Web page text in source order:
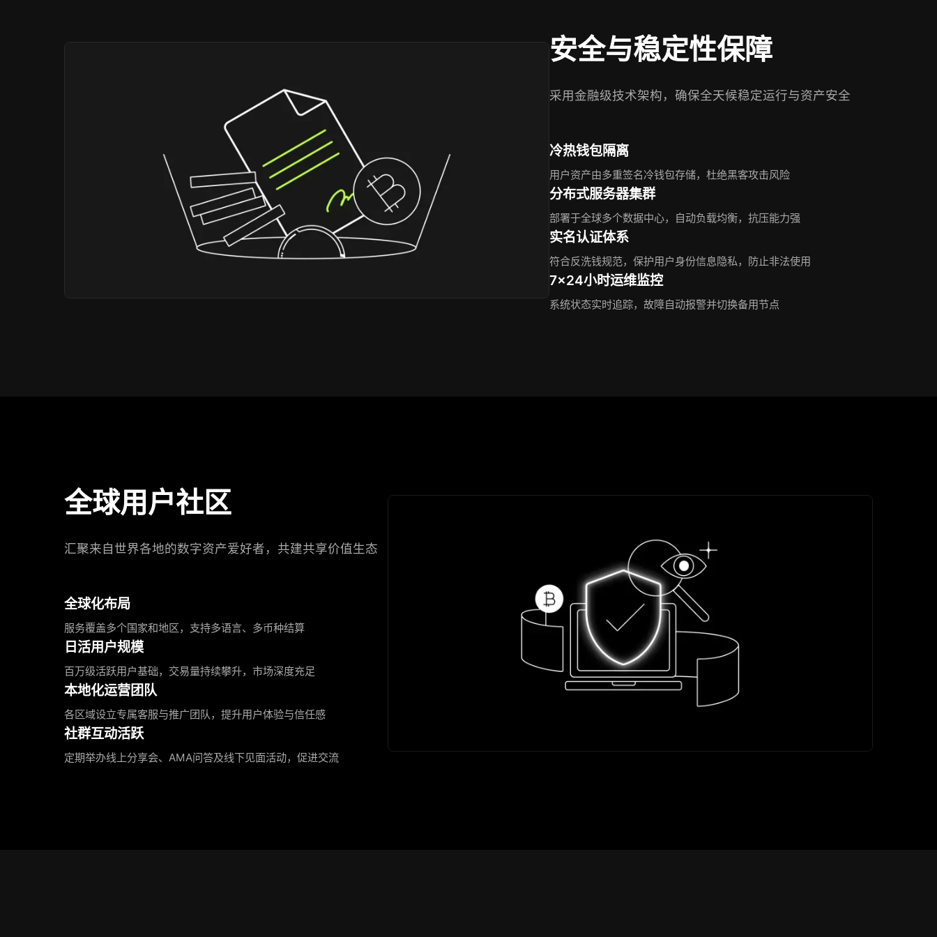
安全与稳定性保障
采用金融级技术架构，确保全天候稳定运行与资产安全
冷热钱包隔离
用户资产由多重签名冷钱包存储，杜绝黑客攻击风险
分布式服务器集群
部署于全球多个数据中心，自动负载均衡，抗压能力强
实名认证体系
符合反洗钱规范，保护用户身份信息隐私，防止非法使用
7×24小时运维监控
系统状态实时追踪，故障自动报警并切换备用节点
全球用户社区
汇聚来自世界各地的数字资产爱好者，共建共享价值生态
全球化布局
服务覆盖多个国家和地区，支持多语言、多币种结算
日活用户规模
百万级活跃用户基础，交易量持续攀升，市场深度充足
本地化运营团队
各区域设立专属客服与推广团队，提升用户体验与信任感
社群互动活跃
定期举办线上分享会、AMA问答及线下见面活动，促进交流